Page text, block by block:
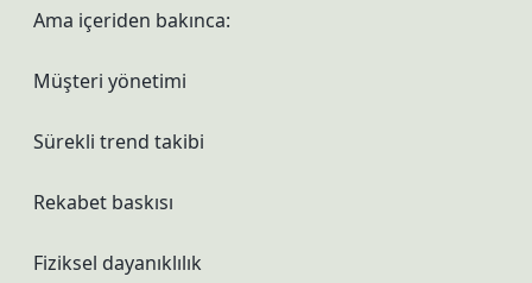
Ama içeriden bakınca:
Müşteri yönetimi
Sürekli trend takibi
Rekabet baskısı
Fiziksel dayanıklılık